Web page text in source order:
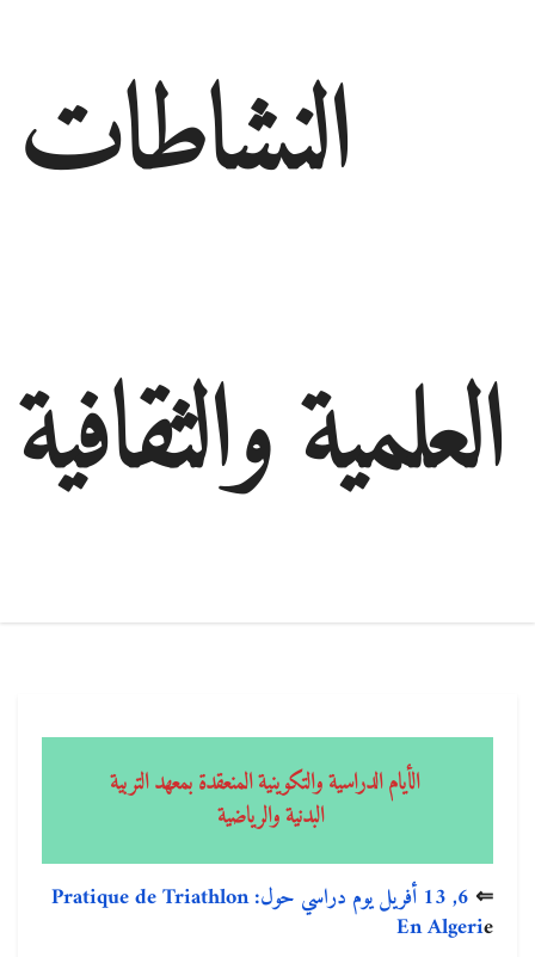
النشاطات
العلمية والثقافية
الأيام الدراسية والتكوينية المنعقدة بمعهد التربية
البدنية والرياضية
⇐
6, 13 أفريل يوم دراسي حول: Pratique de Triathlon
En Algerie